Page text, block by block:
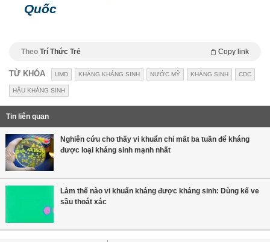
Quốc
Theo Trí Thức Trẻ Copy link
TỪ KHÓA UMD KHÁNG KHÁNG SINH NƯỚC MỸ KHÁNG SINH CDC
HẬU KHÁNG SINH
Tin liên quan
Nghiên cứu cho thấy vi khuẩn chỉ mất ba tuần để kháng
được loại kháng sinh mạnh nhất
Làm thế nào vi khuẩn kháng được kháng sinh: Dùng kế ve
sầu thoát xác